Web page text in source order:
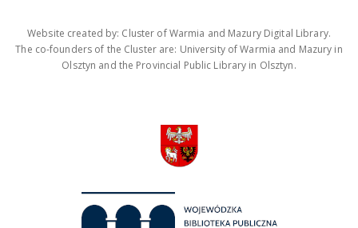
Website created by: Cluster of Warmia and Mazury Digital Library.
The co-founders of the Cluster are: University of Warmia and Mazury in
Olsztyn and the Provincial Public Library in Olsztyn.